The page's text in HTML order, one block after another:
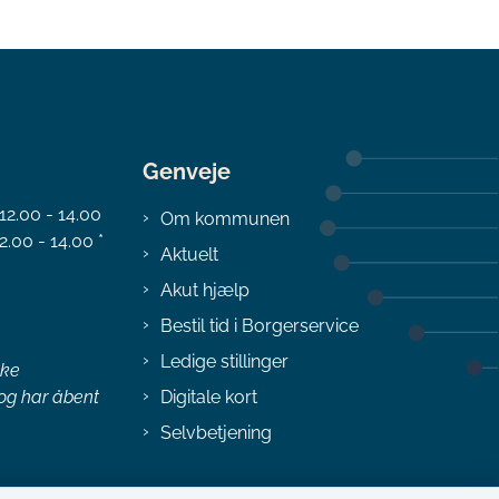
- 14.00
- 14.00 *
har åbent
Genveje
Om kommunen
Aktuelt
Akut hjælp
Bestil tid i Borgerservice
Ledige stillinger
Digitale kort
Selvbetjening